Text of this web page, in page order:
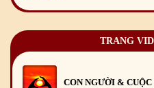
TRANG
CON NGƯỜI & CUỘC